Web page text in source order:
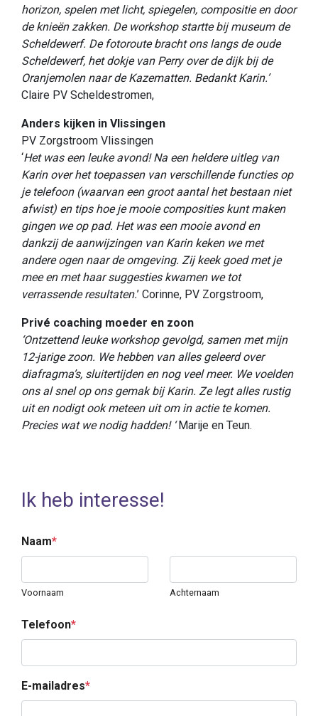
horizon, spelen met licht, spiegelen, compositie en door
de knieën zakken. De workshop startte bij museum de
Scheldewerf. De fotoroute bracht ons langs de oude
Scheldewerf, het dokje van Perry over de dijk bij de
Oranjemolen naar de Kazematten. Bedankt Karin.’
Claire PV Scheldestromen,
Anders kijken in Vlissingen
PV Zorgstroom Vlissingen
‘Het was een leuke avond! Na een heldere uitleg van
Karin over het toepassen van verschillende functies op
je telefoon (waarvan een groot aantal het bestaan niet
afwist) en tips hoe je mooie composities kunt maken
gingen we op pad. Het was een mooie avond en
dankzij de aanwijzingen van Karin keken we met
andere ogen naar de omgeving. Zij keek goed met je
mee en met haar suggesties kwamen we tot
verrassende resultaten.’ Corinne, PV Zorgstroom,
Privé coaching moeder en zoon
‘Ontzettend leuke workshop gevolgd, samen met mijn
12-jarige zoon. We hebben van alles geleerd over
diafragma’s, sluitertijden en nog veel meer. We voelden
ons al snel op ons gemak bij Karin. Ze legt alles rustig
uit en nodigt ook meteen uit om in actie te komen.
Precies wat we nodig hadden! ‘Marije en Teun.
Ik heb interesse!
Naam*
Voornaam Achternaam
Telefoon*
E-mailadres*